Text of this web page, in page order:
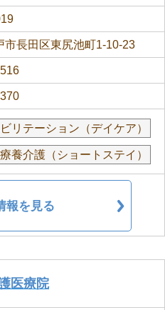
市長田区東尻池町1-10-23
リテーション（デイケア）
養介護（ショートステイ）
報を見る
医療院